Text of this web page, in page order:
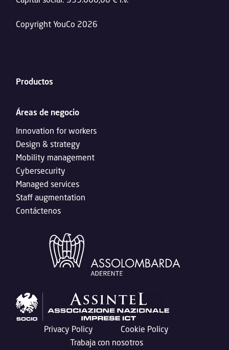
Copyright YouCo 2026
Productos
Áreas de negocio
Innovation for workers
Design & strategy
Mobility management
Cybersecurity
Managed services
Staff augmentation
Contáctenos
Privacy Policy
Cookie Policy
Trabaja con nosotros